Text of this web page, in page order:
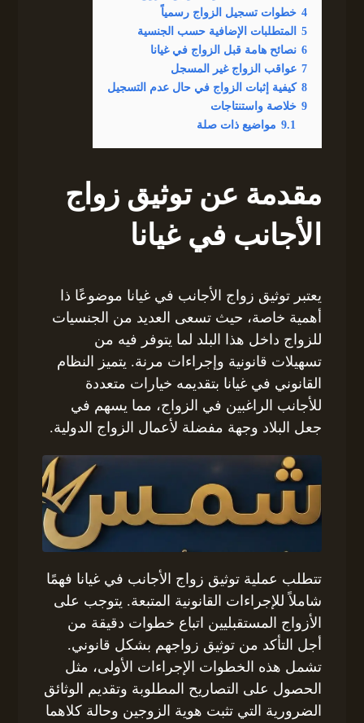
4 خطوات تسجيل الزواج رسمياً
5
المتطلبات الإضافية حسب الجنسية
6 نصائح هامة قبل الزواج في غيانا
7 عواقب الزواج غير المسجل
8 كيفية إثبات الزواج في حال عدم التسجيل
9 خلاصة واستنتاجات
9.1 مواضيع ذات صلة
مقدمة عن توثيق زواج
الأجانب في غيانا
يعتبر توثيق زواج الأجانب في غيانا موضوعًا ذا
أهمية خاصة، حيث تسعى العديد من الجنسيات
للزواج داخل هذا البلد لما يتوفر فيه من
تسهيلات قانونية وإجراءات مرنة. يتميز النظام
القانوني في غيانا بتقديمه خيارات متعددة
للأجانب الراغبين في الزواج، مما يسهم في
جعل البلاد وجهة مفضلة لأعمال الزواج الدولية.
تتطلب عملية توثيق زواج الأجانب في غيانا فهمًا
شاملاً للإجراءات القانونية المتبعة. يتوجب على
الأزواج المستقبليين اتباع خطوات دقيقة من
أجل التأكد من توثيق زواجهم بشكل قانوني.
تشمل هذه الخطوات الإجراءات الأولى، مثل
الحصول على التصاريح المطلوبة وتقديم الوثائق
الضرورية التي تثبت هوية الزوجين وحالة كلاهما